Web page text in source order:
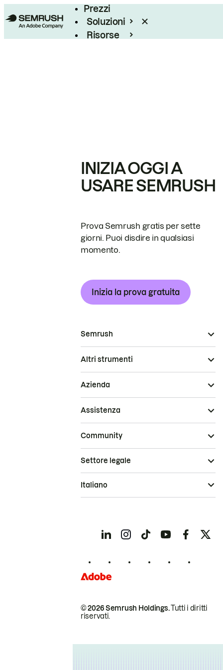
Prezzi
Soluzioni
Risorse
INIZIA OGGI A
USARE SEMRUSH
Prova Semrush gratis per sette
giorni. Puoi disdire in qualsiasi
momento.
Inizia la prova gratuita
Semrush
Altri strumenti
Azienda
Assistenza
Community
© 2026 Semrush Holdings.Tutti i diritti
riservati.
Settore legale
Italiano